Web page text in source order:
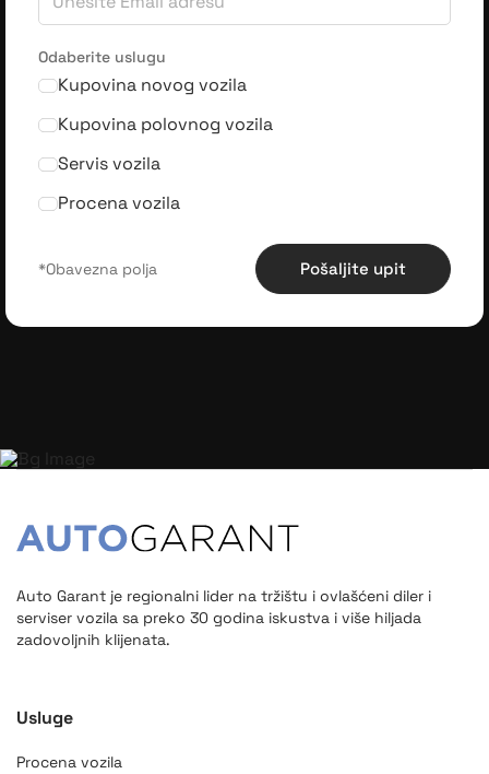
Odaberite uslugu
Kupovina novog vozila
Kupovina polovnog vozila
Servis vozila
Procena vozila
Pošaljite upit
Auto Garant je regionalni lider na tržištu i ovlašćeni diler i
serviser vozila sa preko 30 godina iskustva i više hiljada
zadovoljnih klijenata.
Usluge
Procena vozila